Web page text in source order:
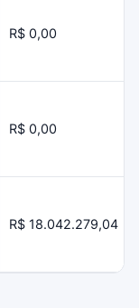
R$ 0,00
R$ 0,00
R$ 18.042.279,04